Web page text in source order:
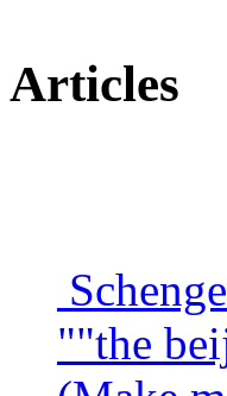
Articles
""the